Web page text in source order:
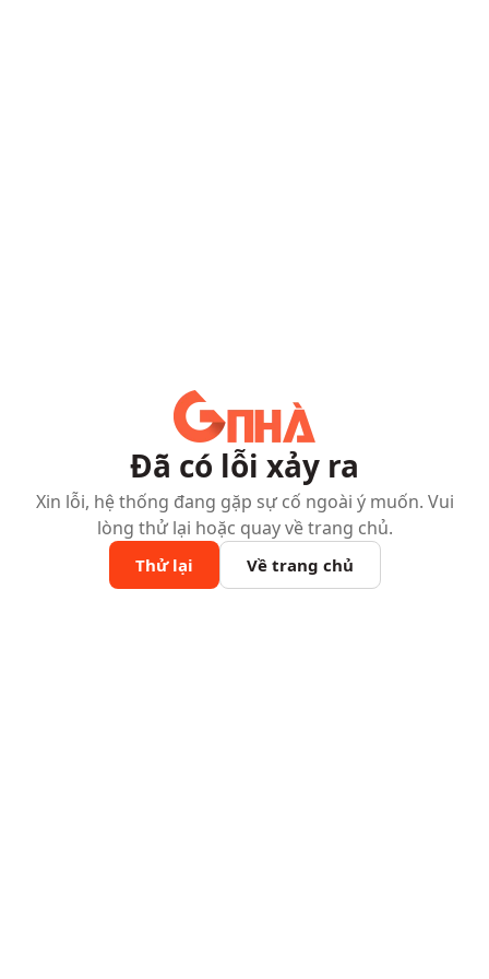
Đã có lỗi xảy ra
Xin lỗi, hệ thống đang gặp sự cố ngoài ý muốn. Vui
lòng thử lại hoặc quay về trang chủ.
Thử lại Về trang chủ